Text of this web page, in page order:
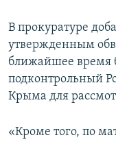
В прокуратуре
утвержденным
ближайшее время
подконтрольный
Крыма для
«Кроме того, по